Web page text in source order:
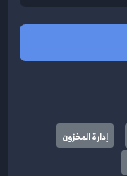
إدارة المخزون